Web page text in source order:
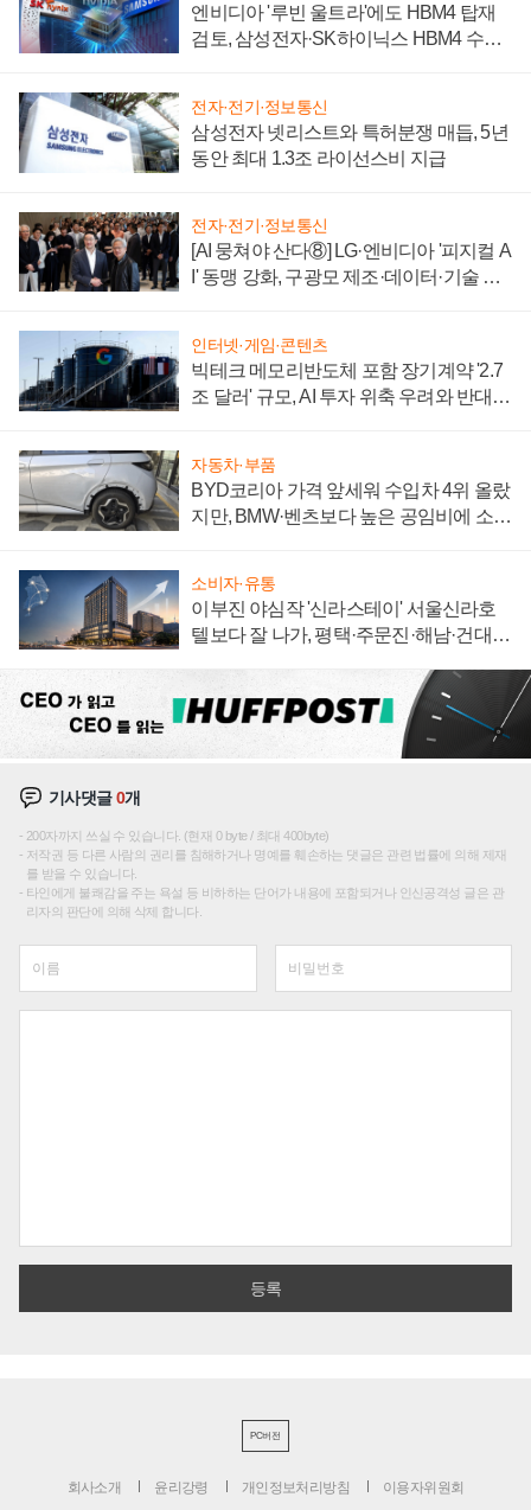
엔비디아 '루빈 울트라'에도 HBM4 탑재
검토, 삼성전자·SK하이닉스 HBM4 수율
전자·전기·정보통신
삼성전자 넷리스트와 특허분쟁 매듭, 5년
동안 최대 1.3조 라이선스비 지급
전자·전기·정보통신
[AI 뭉쳐야 산다⑧] LG·엔비디아 '피지컬 A
I' 동맹 강화, 구광모 제조·데이터·기술 결
인터넷·게임·콘텐츠
빅테크 메모리반도체 포함 장기계약 '2.7
조 달러' 규모, AI 투자 위축 우려와 반대
자동차·부품
BYD코리아 가격 앞세워 수입차 4위 올랐
지만, BMW·벤츠보다 높은 공임비에 소비
소비자·유통
이부진 야심작 '신라스테이' 서울신라호
텔보다 잘 나가, 평택·주문진·해남·건대로
기사댓글0개
200자까지 쓰실 수 있습니다. (현재 0 byte / 최대 400byte)
저작권 등 다른 사람의 권리를 침해하거나 명예를 훼손하는 댓글은 관련 법률에 의해 제재
를 받을 수 있습니다.
타인에게 불쾌감을 주는 욕설 등 비하하는 단어가 내용에 포함되거나 인신공격성 글은 관
리자의 판단에 의해 삭제 합니다.
PC버전
회사소개 윤리강령 개인정보처리방침 이용자위원회